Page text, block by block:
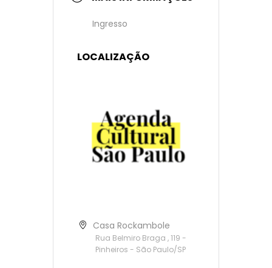
Ingresso
LOCALIZAÇÃO
Casa Rockambole
Rua Belmiro Braga , 119 -
Pinheiros - São Paulo/SP